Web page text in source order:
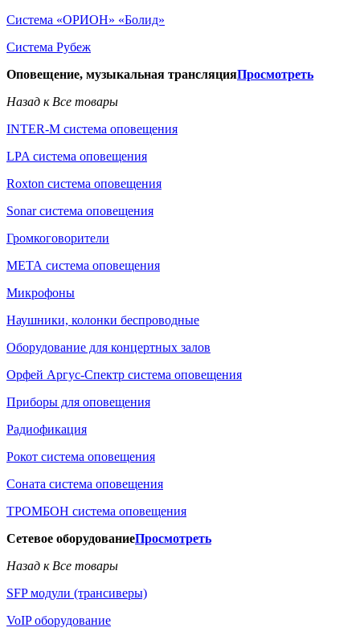
Система «ОРИОН» «Болид»
Система Рубеж
Оповещение, музыкальная трансляцияПросмотреть
Назад к Все товары
INTER-M система оповещения
LPA система оповещения
Roxton система оповещения
Sonar система оповещения
Громкоговорители
МЕТА система оповещения
Микрофоны
Наушники, колонки беспроводные
Оборудование для концертных залов
Орфей Аргус-Спектр система оповещения
Приборы для оповещения
Радиофикация
Рокот система оповещения
Соната система оповещения
ТРОМБОН система оповещения
Сетевое оборудованиеПросмотреть
Назад к Все товары
SFP модули (трансиверы)
VoIP оборудование